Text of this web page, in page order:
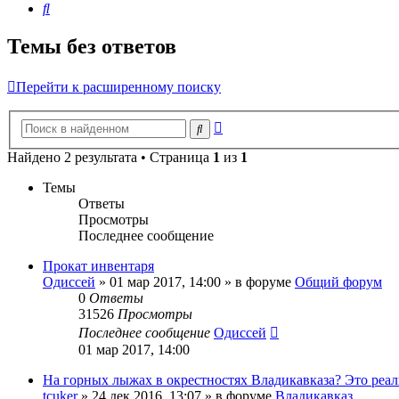
Поиск
Темы без ответов
Перейти к расширенному поиску
Поиск
Найдено 2 результата • Страница 1 из 1
Темы
Ответы
Просмотры
Последнее сообщение
Прокат инвентаря
Одиссей » 01 мар 2017, 14:00 » в форуме Общий форум
0 Ответы
31526 Просмотры
Последнее сообщение Одиссей
01 мар 2017, 14:00
На горных лыжах в окрестностях Владикавказа? Это
tcuker» 24 дек 2016, 13:07 » в форуме Владикавказ